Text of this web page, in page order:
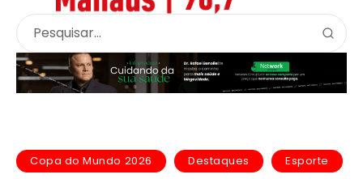
Copa do Mundo 2026 Destaques Esporte